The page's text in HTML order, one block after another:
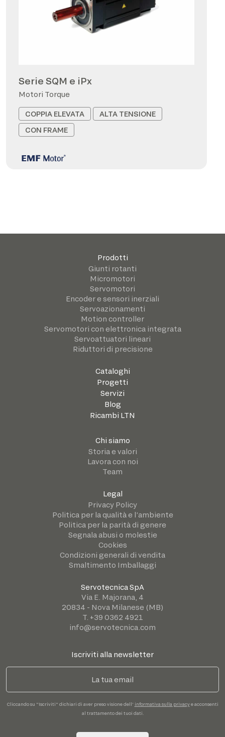
Serie SQM e iPx
Motori Torque
COPPIA ELEVATA
ALTA TENSIONE
CON FRAME
Prodotti
Giunti rotanti
Micromotori
Servomotori
Encoder e sensori inerziali
Servoazionamenti
Motion controller
Servomotori con elettronica integrata
Servoattuatori lineari
Riduttori di precisione
Cataloghi
Progetti
Servizi
Blog
Ricambi LTN
Chi siamo
Storia e valori
Lavora con noi
Team
Legal
Privacy Policy
Politica per la qualità e l’ambiente
Politica per la parità di genere
Segnala abusi o molestie
Cookies
Condizioni generali di vendita
Smaltimento Imballaggi
Servotecnica SpA
Via E. Majorana, 4
20834 - Nova Milanese (MB)
T. +39 0362 4921
info@servotecnica.com
Iscriviti alla newsletter
Cliccando su "Iscriviti" dichiari di aver preso visione dell' informativa sulla privacye acconsenti
al trattamento dei tuoi dati.